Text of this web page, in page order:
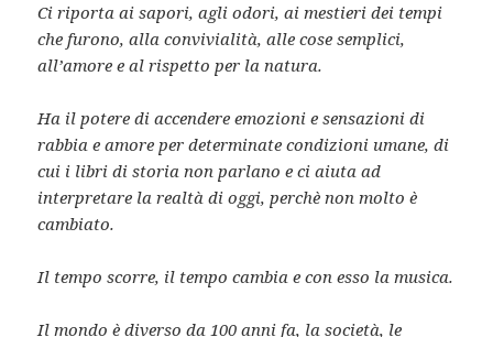
Ci riporta ai sapori, agli odori, ai mestieri dei tempi
che furono, alla convivialità, alle cose semplici,
all’amore e al rispetto per la natura.
Ha il potere di accendere emozioni e sensazioni di
rabbia e amore per determinate condizioni umane, di
cui i libri di storia non parlano e ci aiuta ad
interpretare la realtà di oggi, perchè non molto è
cambiato.
Il tempo scorre, il tempo cambia e con esso la musica.
Il mondo è diverso da 100 anni fa, la società, le